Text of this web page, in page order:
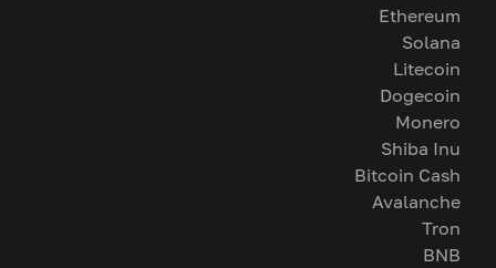
Ethereum
Solana
Litecoin
Dogecoin
Monero
Shiba Inu
Bitcoin Cash
Avalanche
Tron
BNB